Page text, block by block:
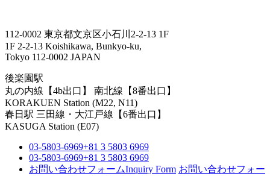
112-0002 東京都文京区小石川2-2-13 1F
1F 2-2-13 Koishikawa, Bunkyo-ku,
Tokyo 112-0002 JAPAN
後楽園駅
丸の内線【4b出口】 南北線【8番出口】
KORAKUEN Station (M22, N11)
春日駅 三田線・大江戸線【6番出口】
KASUGA Station (E07)
03-5803-6969+81 3 5803 6969
03-5803-6969+81 3 5803 6969
お問い合わせフォームInquiry Form お問い合わせフォー